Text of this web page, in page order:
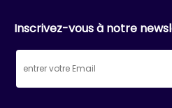
Inscrivez-vous à notre